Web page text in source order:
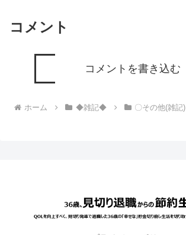
コメント
コメントを書き込む
ホーム ◆雑記◆ 〇その他(雑記)